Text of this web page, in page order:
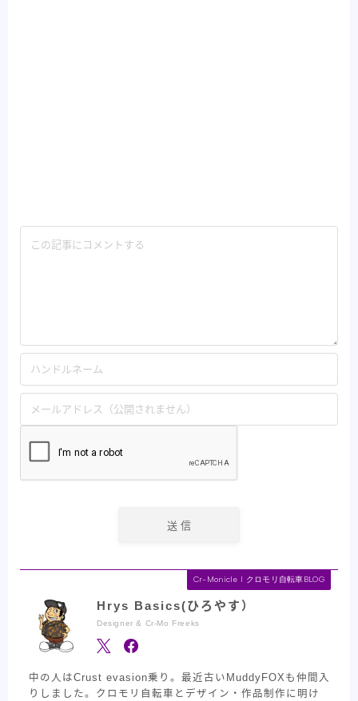
Cr-Monicle l クロモリ自転車BLOG
Hrys Basics(ひろやす）
Designer & Cr-Mo Freeks
中の人はCrust evasion乗り。最近古いMuddyFOXも仲間入
りしました。クロモリ自転車とデザイン・作品制作に明け